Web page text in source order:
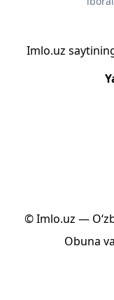
Imlo.uz
© Imlo.uz —
Obuna va